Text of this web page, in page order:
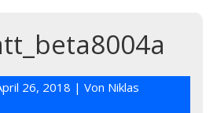
26, 2018 | Von Niklas